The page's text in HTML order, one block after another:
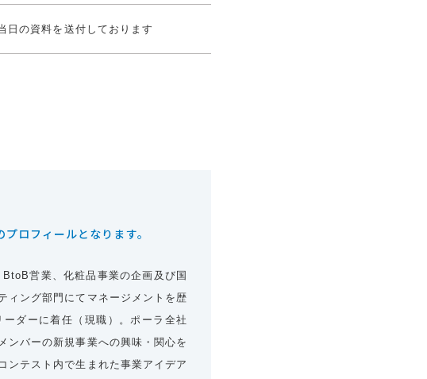
の資料を送付しております
ロフィールとなります。
営業、化粧品事業の企画及び国
ィング部門にてマネージメントを歴
ダーに着任（現職）。ポーラ全社
ンバーの新規事業への興味・関心を
ンテスト内で生まれた事業アイデア